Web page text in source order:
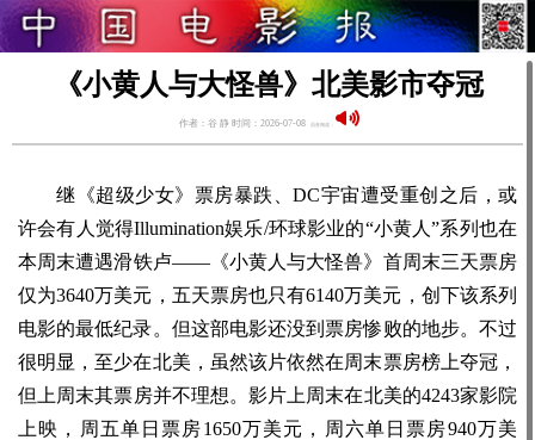
《小黄人与大怪兽》北美影市夺冠
作者：谷 静 时间：2026-07-08
继《超级少女》票房暴跌、DC宇宙遭受重创之后，或
许会有人觉得Illumination娱乐/环球影业的“小黄人”系列也在
本周末遭遇滑铁卢——《小黄人与大怪兽》首周末三天票房
仅为3640万美元，五天票房也只有6140万美元，创下该系列
电影的最低纪录。但这部电影还没到票房惨败的地步。不过
很明显，至少在北美，虽然该片依然在周末票房榜上夺冠，
但上周末其票房并不理想。影片上周末在北美的4243家影院
上映，周五单日票房1650万美元，周六单日票房940万美